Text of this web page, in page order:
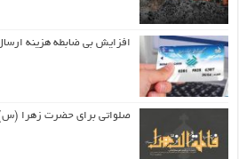
افزایش بی ضابطه هزینه
صلواتی برای حضرت زهرا (س)